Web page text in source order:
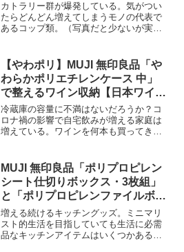
カトラリー群が爆発している。気がつい
たらどんどん増えてしまうモノの代表で
あるコップ類。（写真だと少ないが実際
手に捨てるわけにはいかない。しかもお
気に入りは日を重ねるごと...
【やわポリ】MUJI 無印良品「や
わらかポリエチレンケース 中」
で整えるワイン収納【日本ワイ
ン】
冷蔵庫の容量に不満はないだろうか？コ
ロナ禍の影響で自宅飲みが増える家庭は
増えている。ワインを何本も買ってきた
介する。Before：冷蔵庫内に買い置きし
ているワインボトル...
MUJI 無印良品「ポリプロピレン
シート仕切りボックス・3枚組」
と「ポリプロピレンファイルボッ
クス・スタンダードタイプ 1/2」
でキッチンアイテムの収納をスッ
キリ
増える続けるキッチングッズ。ミニマリ
スト的生活を目指していても生活に必需
品なキッチンアイテムはいくつかある。